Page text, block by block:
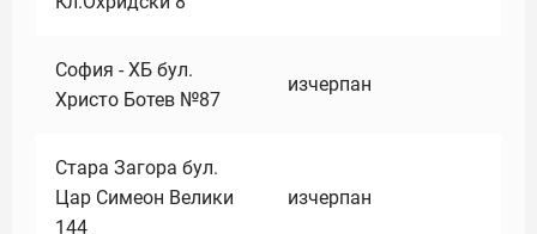
София - ХБ бул.
Христо Ботев №87
изчерпан
Стара Загора бул.
Цар Симеон Велики
144
изчерпан